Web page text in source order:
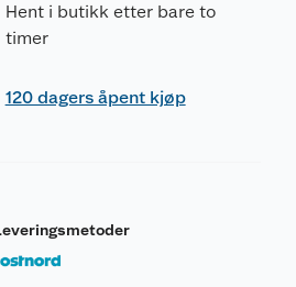
Hent i butikk etter bare to
timer
120 dagers åpent kjøp